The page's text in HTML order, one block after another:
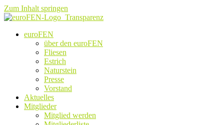
Zum Inhalt springen
euroFEN
über den euroFEN
Fliesen
Estrich
Naturstein
Presse
Vorstand
Aktuelles
Mitglieder
Mitglied werden